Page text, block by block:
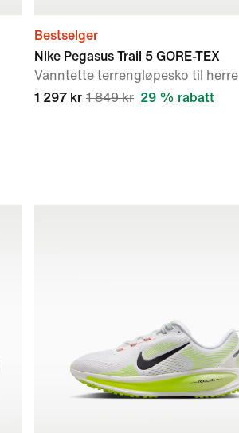
Bestselger
Nike Pegasus Trail 5 GORE-TEX
Vanntette terrengløpesko til herre
1 297 kr 1 849 kr 29 % rabatt